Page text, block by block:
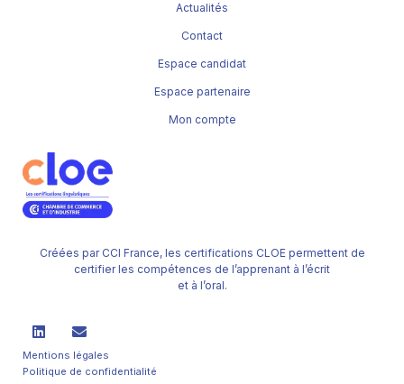
Créées par CCI France, les certifications CLOE permettent de
certifier les compétences de l’apprenant à l’écrit
et à l’oral.
Mentions légales
Politique de confidentialité
Actualités
Contact
Espace candidat
Espace partenaire
Mon compte